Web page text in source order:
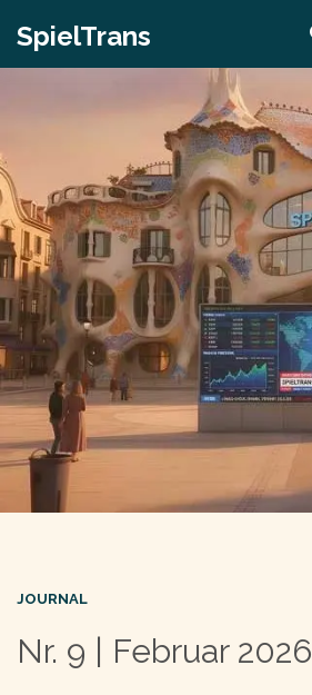
SpielTrans
JOURNAL
Nr. 9 | Februar 2026